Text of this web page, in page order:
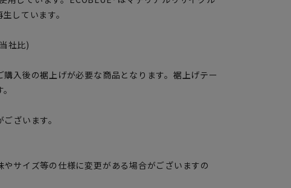
しています。
社比)
入後の裾上げが必要な商品となります。裾上げテー
ざいます。
サイズ等の仕様に変更がある場合がございますの